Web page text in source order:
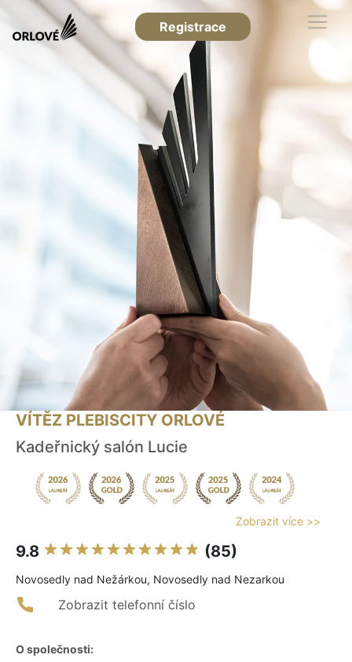
Registrace
VÍTĚZ PLEBISCITY ORLOVÉ
Kadeřnický salón Lucie
Zobrazit více >>
9.8 (85)
Novosedly nad Nežárkou, Novosedly nad Nezarkou
Zobrazit telefonní číslo
O společnosti: